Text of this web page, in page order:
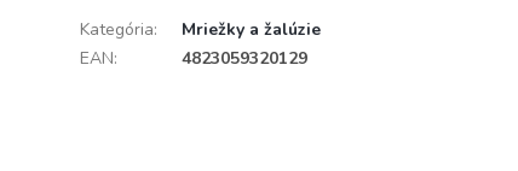
Kategória:
Mriežky a žalúzie
EAN: 4823059320129